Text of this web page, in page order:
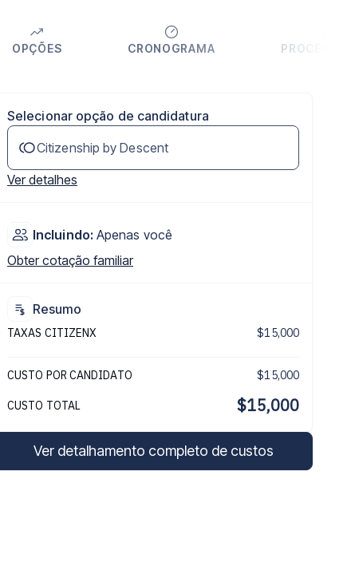
OPÇÕES CRONOGRAMA
Selecionar opção de candidatura
Citizenship by Descent
Ver detalhes
Incluindo: Apenas você
Obter cotação familiar
Resumo
TAXAS CITIZENX $15,000
CUSTO POR CANDIDATO $15,000
CUSTO TOTAL $15,000
Ver detalhamento completo de custos